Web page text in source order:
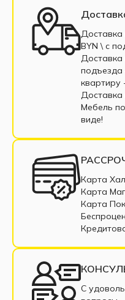
Большие угловые
Маленькие угловые
Угловые диваны
Угловые диваны
Угловые диваны
Угловой диван
Угловые диваны с
Угловые диваны из
Угловые диваны из
Угловые диваны в
Недорогие угловые
BYN \ c
подъезда
квартиру
Мебель
виде!
Карта
Карта
Карта
С